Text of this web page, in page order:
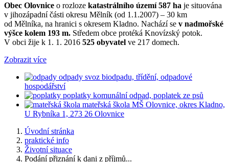
Obec Olovnice o rozloze katastrálního území 587 ha je situována
v jihozápadní části okresu Mělník (od 1.1.2007) – 30 km
od Mělníka, na hranici s okresem Kladno. Nachází se v nadmořské
výšce kolem 193 m. Středem obce protéká Knovízský potok.
V obci žije k 1. 1. 2016 525 obyvatel ve 217 domech.
Zobrazit více
odpady svoz biodpadu, třídění, odpadové
hospodářství
poplatky komunální odpad, poplatek ze psů
mateřská škola MŠ Olovnice, okres Kladno,
U Rybníka 1, 273 26 Olovnice
Úvodní stránka
praktické info
Životní situace
Podání přiznání k dani z příjmů...